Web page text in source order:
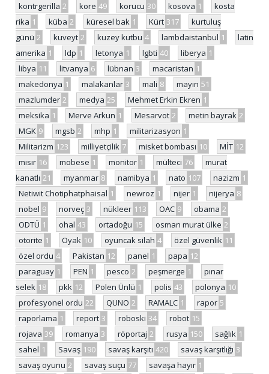
kontrgerilla 2 kore 49 korucu 30 kosova 1
kosta
rika 1 küba 2 küresel bak 1 Kürt 317
kurtuluş
günü 2 kuveyt 2 kuzey kutbu 4 lambdaistanbul 1
latin
amerika 1 ldp 1 letonya 1 lgbti 40 liberya 1
libya 11 litvanya 6 lübnan 3 macaristan 1
makedonya 1 malakanlar 3 mali 8 mayın 51
mazlumder 2 medya 25 Mehmet Erkin Ekren 1
meksika 1 Merve Arkun 1 Mesarvot 2 metin bayrak 2
MGK 9 mgsb 2 mhp 1 militarizasyon 1
Militarizm 123 milliyetçilik 7 misket bombası 10 MİT 12
mısır 16 mobese 1 monitor 1 mülteci 76
murat
kanatlı 21 myanmar 8 namibya 1 nato 107 nazizm 1
Netiwit Chotiphatphaisal 1 newroz 1 nijer 1 nijerya 8
nobel 9 norveç 3 nükleer 113 OAC 9 obama 2
ODTÜ 1 ohal 43 ortadoğu 15 osman murat ülke 2
otorite 1 Oyak 10 oyuncak silah 4 özel güvenlik 11
özel ordu 4 Pakistan 12 panel 1 papa 12
paraguay 1 PEN 1 pesco 2 peşmerge 1
pınar
selek 18 pkk 12 Polen Ünlü 1 polis 43 polonya 10
profesyonel ordu 22 QUNO 2 RAMALC 1 rapor 5
raporlama 1 report 3 roboski 34 robot 15
rojava 39 romanya 3 röportaj 2 rusya 150 sağlık 1
sahel 1 Savaş 190 savaş karşıtı 420 savaş karşıtlığı 3
savaş oyunu 2 savaş suçu 77 savaşa hayır 1